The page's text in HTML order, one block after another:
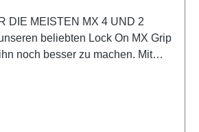
DIE MEISTEN MX 4 UND 2
beliebten Lock On MX Grip
noch besser zu machen. Mit